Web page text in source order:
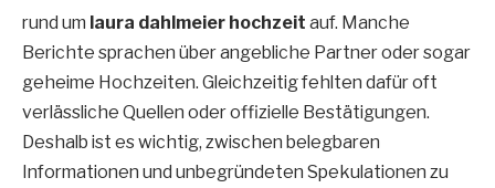
rund um laura dahlmeier hochzeit auf. Manche
Berichte sprachen über angebliche Partner oder sogar
geheime Hochzeiten. Gleichzeitig fehlten dafür oft
verlässliche Quellen oder offizielle Bestätigungen.
Deshalb ist es wichtig, zwischen belegbaren
Informationen und unbegründeten Spekulationen zu